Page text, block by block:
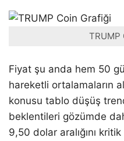
TRUMP
Fiyat şu anda hem 50
hareketli ortalamaların
konusu tablo düşüş
beklentileri gözümde
9,50 dolar aralığını